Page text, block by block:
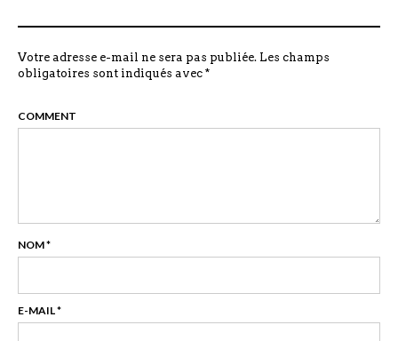
Votre adresse e-mail ne sera pas publiée. Les champs
obligatoires sont indiqués avec *
COMMENT
NOM*
E-MAIL*